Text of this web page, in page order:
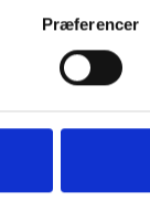
Præferencer